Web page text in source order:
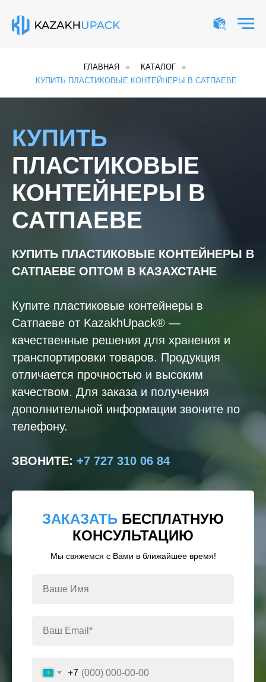
ГЛАВНАЯ » КАТАЛОГ
»
КУПИТЬ ПЛАСТИКОВЫЕ КОНТЕЙНЕРЫ В САТПАЕВЕ
КУПИТЬ
ПЛАСТИКОВЫЕ
КОНТЕЙНЕРЫ В
САТПАЕВЕ
КУПИТЬ ПЛАСТИКОВЫЕ КОНТЕЙНЕРЫ В
САТПАЕВЕ ОПТОМ В КАЗАХСТАНЕ
Купите пластиковые контейнеры в
Сатпаеве от KazakhUpack® —
качественные решения для хранения и
транспортировки товаров. Продукция
отличается прочностью и высоким
качеством. Для заказа и получения
дополнительной информации звоните по
телефону.
ЗВОНИТЕ: +7 727 310 06 84
ЗАКАЗАТЬ БЕСПЛАТНУЮ
КОНСУЛЬТАЦИЮ
Мы свяжемся с Вами в ближайшее время!
+7